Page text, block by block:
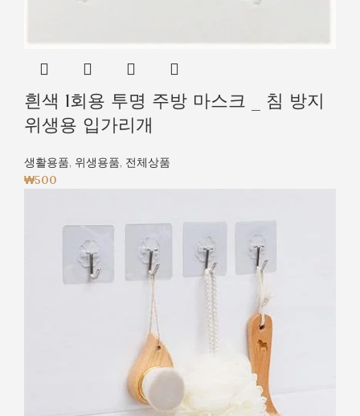
흰색 1회용 투명 주방 마스크 _ 침 방지
위생용 입가리개
생활용품, 위생용품, 전체상품
₩500